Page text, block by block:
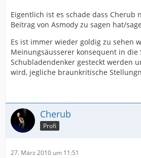
Eigentlich ist es schade dass Cherub
Beitrag von Asmody zu sagen hat/
Es ist immer wieder goldig zu sehen
Meinungsäusserer konsequent in die
Schubladendenker gesteckt werden
wird, jegliche braunkritische
Cherub
Profi
27. März 2010 um 11:51